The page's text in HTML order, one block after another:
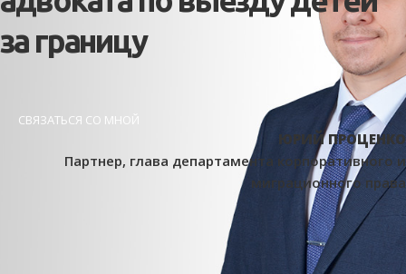
за границу
СВЯЗАТЬСЯ СО МНОЙ
ЮРИЙ ПРОЦЕНКО
Партнер, глава департамента корпоративного и
миграционного права